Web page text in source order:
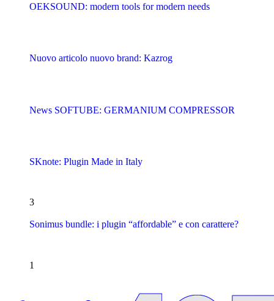
OEKSOUND: modern tools for modern needs
Nuovo articolo nuovo brand: Kazrog
News SOFTUBE: GERMANIUM COMPRESSOR
SKnote: Plugin Made in Italy
3
Sonimus bundle: i plugin “affordable” e con carattere?
1